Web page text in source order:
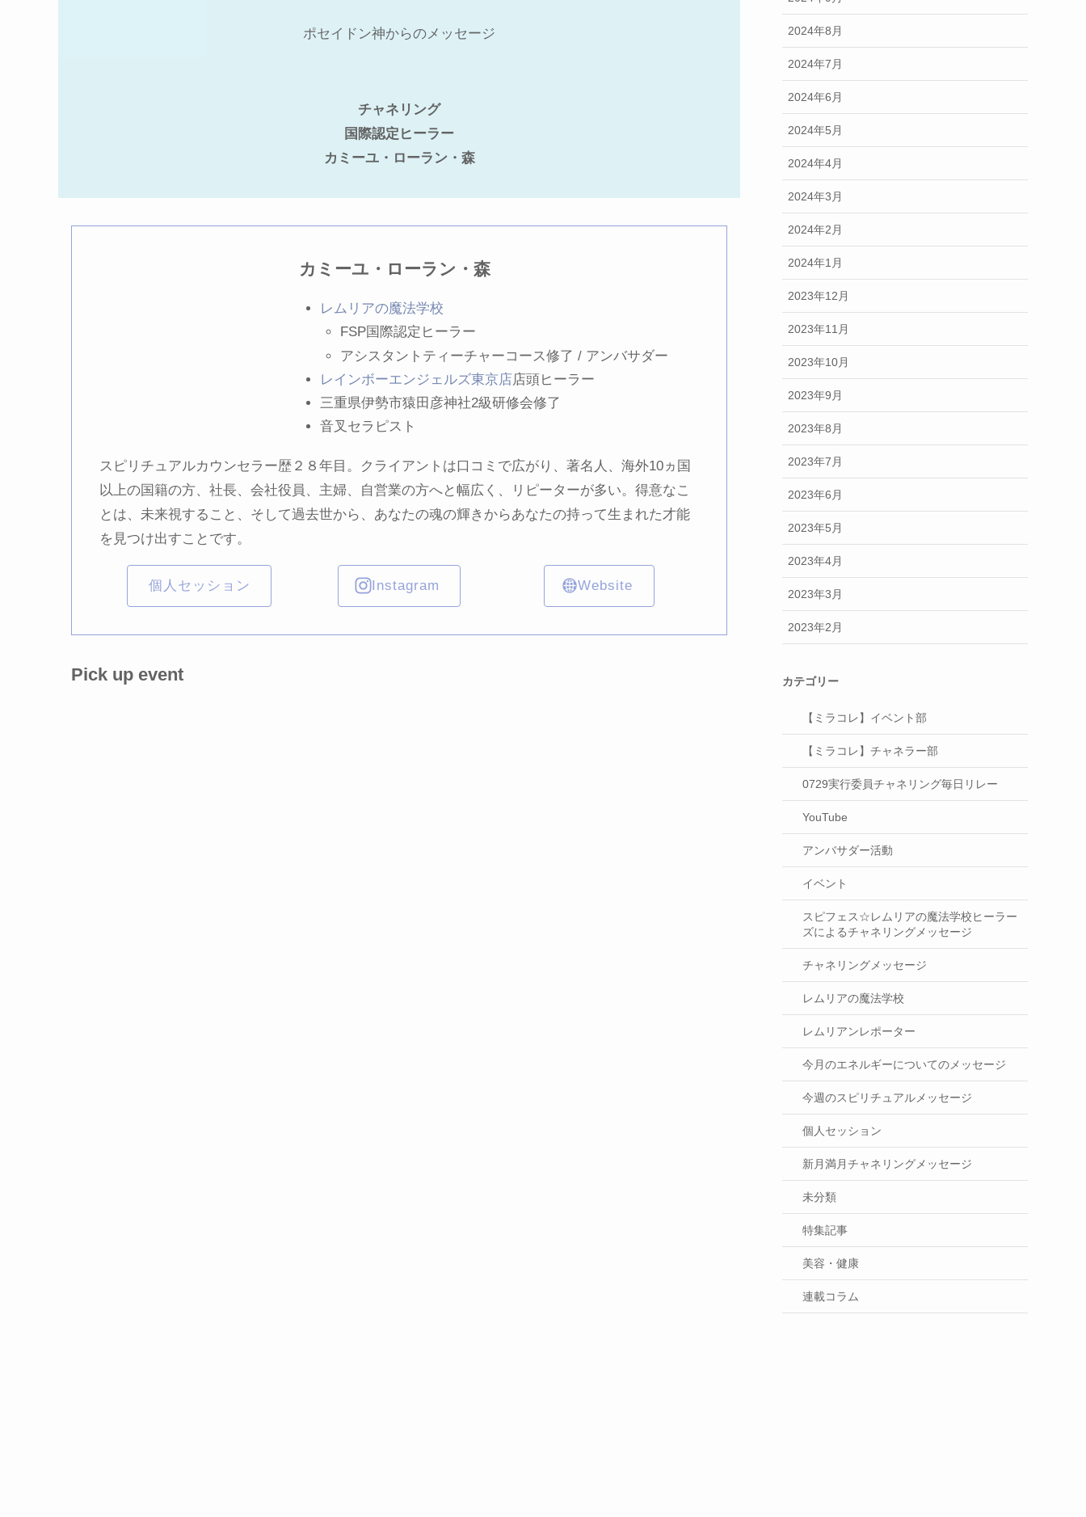
ポセイドン神からのメッセージ
チャネリング
国際認定ヒーラー
カミーユ・ローラン・森
カミーユ・ローラン・森
レムリアの魔法学校
FSP国際認定ヒーラー
アシスタントティーチャーコース修了 / アンバサダー
レインボーエンジェルズ東京店店頭ヒーラー
三重県伊勢市猿田彦神社2級研修会修了
音叉セラピスト
スピリチュアルカウンセラー歴２８年目。クライアントは口コミで広がり、著名人、海外10ヵ国
以上の国籍の方、社長、会社役員、主婦、自営業の方へと幅広く、リピーターが多い。得意なこ
とは、未来視すること、そして過去世から、あなたの魂の輝きからあなたの持って生まれた才能
を見つけ出すことです。
個人セッション Instagram Website
Pick up event
2024年8月
2024年7月
2024年6月
2024年5月
2024年4月
2024年3月
2024年2月
2024年1月
2023年12月
2023年11月
2023年10月
2023年9月
2023年8月
2023年7月
2023年6月
2023年5月
2023年4月
2023年3月
2023年2月
カテゴリー
【ミラコレ】イベント部
【ミラコレ】チャネラー部
0729実行委員チャネリング毎日リレー
YouTube
アンバサダー活動
イベント
スピフェス☆レムリアの魔法学校ヒーラー
ズによるチャネリングメッセージ
チャネリングメッセージ
レムリアの魔法学校
レムリアンレポーター
今月のエネルギーについてのメッセージ
今週のスピリチュアルメッセージ
個人セッション
新月満月チャネリングメッセージ
未分類
特集記事
美容・健康
連載コラム